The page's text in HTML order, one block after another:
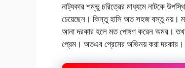
নাট্যকার শম্ভু চরিত্রের মাধ্যমে নাটকে
চেয়েছেন। কিন্তু হাসি অত সহজ বস্তু নয়।
আনা দরকার হলে মত পোষণ করেন অমর। তখন
প্রেম। অতএব প্রেমের অভিনয় করা দরকার।